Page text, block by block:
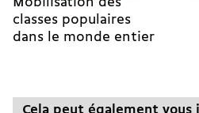
Mobilisation des
classes populaires
dans le monde entier